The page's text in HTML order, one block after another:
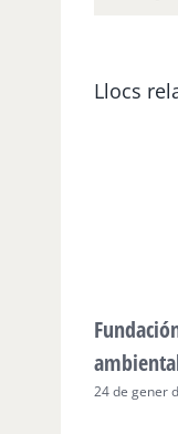
Llocs
24 de gener